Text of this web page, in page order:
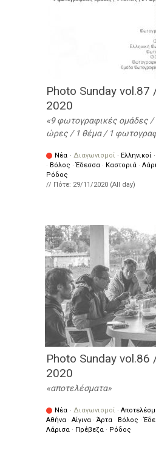
Photo Sunday vol.87
2020
9 φωτογραφικές ομάδες /
ώρες / 1 θέμα / 1
Νέα · Διαγωνισμοί · Ελληνικοί ·
· Βόλος ·Έδεσσα · Καστοριά ·
Ρόδος
// Πότε: 29/11/2020 (All day)
Photo Sunday
2020
αποτελέσματα
Νέα · Διαγωνισμοί ·
Αθήνα · Αίγινα · Άρτα · Βόλος ·
Λάρισα · Πρέβεζα · Ρόδος